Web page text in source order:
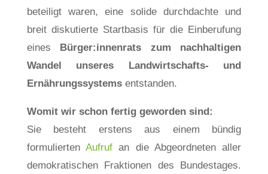
beteiligt waren, eine solide durchdachte und
breit diskutierte Startbasis für die Einberufung
eines Bürger:innenrats zum nachhaltigen
Wandel unseres Landwirtschafts- und
Ernährungssystemsentstanden.
Womit wir schon fertig geworden sind:
Sie besteht erstens aus einem bündig
formuliertenAufruf an die Abgeordneten aller
demokratischen Fraktionen des Bundestages.